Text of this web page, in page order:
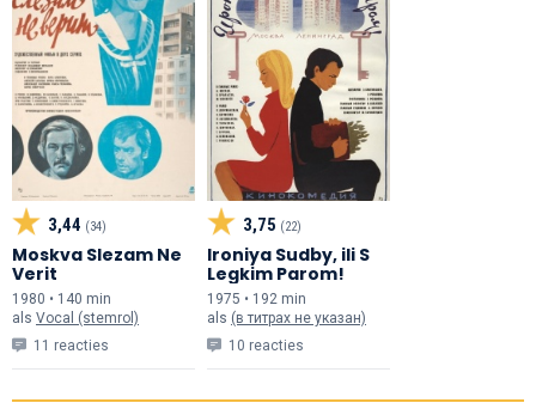
3,44 (34)
Moskva Slezam Ne
Verit
1980 • 140 min
als Vocal (stemrol)
11 reacties
3,75 (22)
Ironiya Sudby, ili S
Legkim Parom!
1975 • 192 min
als (в титрах не указан)
10 reacties